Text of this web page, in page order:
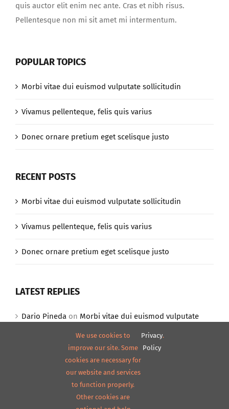
quis auctor elit enim nec ante. Cras et nibh risus.
Pellentesque non mi sit amet mi intermentum.
POPULAR TOPICS
Morbi vitae dui euismod vulputate sollicitudin
Vivamus pellenteque, felis quis varius
Donec ornare pretium eget scelisque justo
RECENT POSTS
Morbi vitae dui euismod vulputate sollicitudin
Vivamus pellenteque, felis quis varius
Donec ornare pretium eget scelisque justo
LATEST REPLIES
Dario Pinedaon Morbi vitae dui euismod vulputate
on Morbi vitae dui euismod vulputate
We use cookies to
improve our site. Some
cookies are necessary for
our website and services
to function properly.
Other cookies are
Privacy
Policy
.